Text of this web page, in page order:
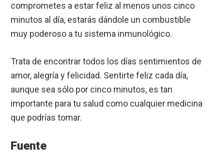
comprometes a estar feliz al menos unos cinco
minutos al día, estarás dándole un combustible
muy poderoso a tu sistema inmunológico.
Trata de encontrar todos los días sentimientos de
amor, alegría y felicidad. Sentirte feliz cada día,
aunque sea sólo por cinco minutos, es tan
importante para tu salud como cualquier medicina
que podrías tomar.
Fuente